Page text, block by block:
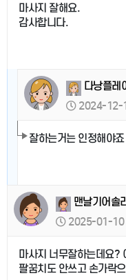
마사지 잘해요.
감사합니다.
다낭플레
2024-12-
잘하는거는 인정해야죠
맨날기어솔
2025-01-10
마사지 너무잘하는데요?
팔꿈치도 안쓰고 손가락